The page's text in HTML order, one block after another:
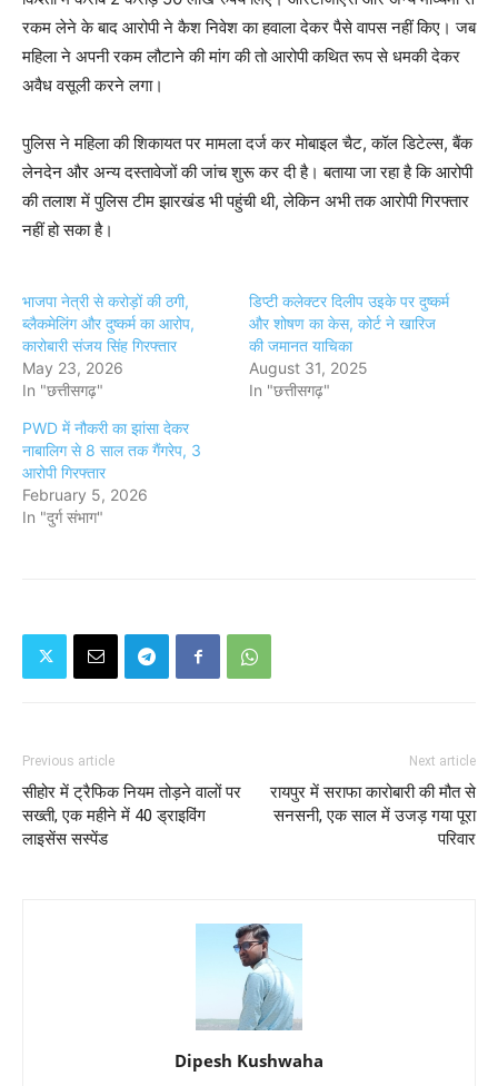
रकम लेने के बाद आरोपी ने कैश निवेश का हवाला देकर पैसे वापस नहीं किए। जब
महिला ने अपनी रकम लौटाने की मांग की तो आरोपी कथित रूप से धमकी देकर
अवैध वसूली करने लगा।
पुलिस ने महिला की शिकायत पर मामला दर्ज कर मोबाइल चैट, कॉल डिटेल्स, बैंक
लेनदेन और अन्य दस्तावेजों की जांच शुरू कर दी है। बताया जा रहा है कि आरोपी
की तलाश में पुलिस टीम झारखंड भी पहुंची थी, लेकिन अभी तक आरोपी गिरफ्तार
नहीं हो सका है।
भाजपा नेत्री से करोड़ों की ठगी,
ब्लैकमेलिंग और दुष्कर्म का आरोप,
कारोबारी संजय सिंह गिरफ्तार
May 23, 2026
In "छत्तीसगढ़"
डिप्टी कलेक्टर दिलीप उइके पर दुष्कर्म
और शोषण का केस, कोर्ट ने खारिज
की जमानत याचिका
August 31, 2025
In "छत्तीसगढ़"
PWD में नौकरी का झांसा देकर
नाबालिग से 8 साल तक गैंगरेप, 3
आरोपी गिरफ्तार
February 5, 2026
In "दुर्ग संभाग"
Previous article
सीहोर में ट्रैफिक नियम तोड़ने वालों पर
सख्ती, एक महीने में 40 ड्राइविंग
लाइसेंस सस्पेंड
Next article
रायपुर में सराफा कारोबारी की मौत से
सनसनी, एक साल में उजड़ गया पूरा
परिवार
Dipesh Kushwaha